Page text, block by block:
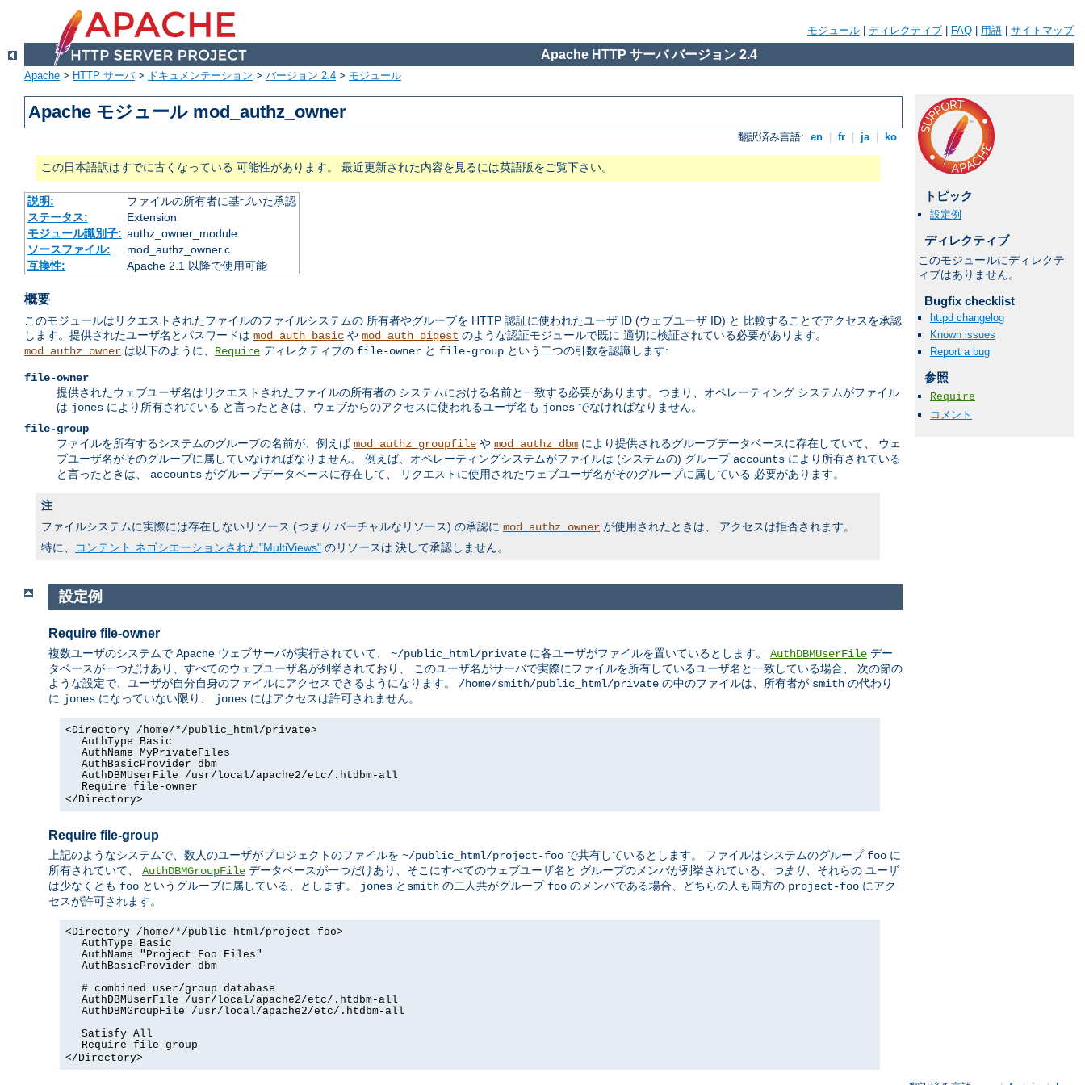
モジュール ディレクティブ FAQ 用語 サイトマップ
Apache HTTP サーバ バージョン 2.4
Apache > HTTP サーバ> ドキュメンテーション > バージョン 2.4 > モジュール
Apache モジュール mod_authz_owner
翻訳済み言語: en fr ja ko
この日本語訳はすでに古くなっている 可能性があります。 最近更新された内容を見るには英語版をご覧下さい。
説明:
ファイルの所有者に基づいた承認
ステータス:
Extension
モジュール識別子: authz_owner_module
ソースファイル:
mod_authz_owner.c
互換性:
Apache 2.1 以降で使用可能
概要
このモジュールはリクエストされたファイルのファイルシステムの 所有者やグループを HTTP 認証に使われたユーザ ID (ウェブユーザ ID) と 比較することでアクセスを承認
します。提供されたユーザ名とパスワードは mod_auth_basic や mod_auth_digest のような認証モジュールで既に 適切に検証されている必要があります。
mod_authz_owner は以下のように、 Require ディレクティブの file-owner と file-group という二つの引数を認識します:
file-owner
提供されたウェブユーザ名はリクエストされたファイルの所有者の システムにおける名前と一致する必要があります。つまり、オペレーティング システムがファイル
は jones により所有されている と言ったときは、ウェブからのアクセスに使われるユーザ名も jones でなければなりません。
file-group
ファイルを所有するシステムのグループの名前が、例えばmod_authz_groupfile や mod_authz_dbm により提供されるグループデータベースに存在していて、 ウェ
ブユーザ名がそのグループに属していなければなりません。 例えば、オペレーティングシステムがファイルは (システムの) グループ accounts により所有されている
と言ったときは、 accounts がグループデータベースに存在して、 リクエストに使用されたウェブユーザ名がそのグループに属している 必要があります。
注
ファイルシステムに実際には存在しないリソース (つまり バーチャルなリソース) の承認に mod_authz_owner が使用されたときは、 アクセスは拒否されます。
特に、
コンテント ネゴシエーションされた"MultiViews" のリソースは 決して承認しません。
トピック
設定例
ディレクティブ
このモジュールにディレクテ
ィブはありません。
Bugfix checklist
httpd changelog
Known issues
Report a bug
参照
Require
コメント
設定例
Require file-owner
複数ユーザのシステムで Apache ウェブサーバが実行されていて、 ~/public_html/private に各ユーザがファイルを置いているとします。 AuthDBMUserFile デー
タベースが一つだけあり、すべてのウェブユーザ名が列挙されており、 このユーザ名がサーバで実際にファイルを所有しているユーザ名と一致している場合、 次の節の
ような設定で、ユーザが自分自身のファイルにアクセスできるようになります。 /home/smith/public_html/private の中のファイルは、所有者が smith の代わり
に jones になっていない限り、 jones にはアクセスは許可されません。
<Directory /home/*/public_html/private>
AuthType Basic
AuthName MyPrivateFiles
AuthBasicProvider dbm
AuthDBMUserFile /usr/local/apache2/etc/.htdbm-all
Require file-owner
</Directory>
Require file-group
上記のようなシステムで、数人のユーザがプロジェクトのファイルを ~/public_html/project-foo で共有しているとします。 ファイルはシステムのグループ foo に
所有されていて、 AuthDBMGroupFile データベースが一つだけあり、そこにすべてのウェブユーザ名と グループのメンバが列挙されている、 つまり、それらの ユーザ
は少なくとも foo というグループに属している、とします。 jones と smith の二人共がグループ foo のメンバである場合、どちらの人も両方の project-foo にアク
セスが許可されます。
<Directory /home/*/public_html/project-foo>
AuthType Basic
AuthName "Project Foo Files"
AuthBasicProvider dbm
# combined user/group database
AuthDBMUserFile /usr/local/apache2/etc/.htdbm-all
AuthDBMGroupFile /usr/local/apache2/etc/.htdbm-all
Satisfy All
Require file-group
</Directory>